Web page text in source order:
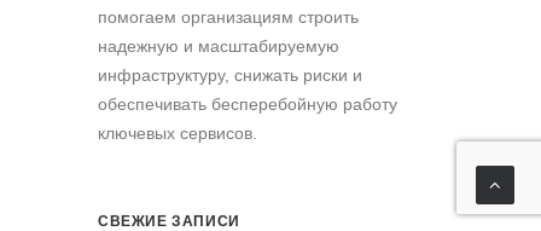
помогаем организациям строить
надежную и масштабируемую
инфраструктуру, снижать риски и
обеспечивать бесперебойную работу
ключевых сервисов.
СВЕЖИЕ ЗАПИСИ